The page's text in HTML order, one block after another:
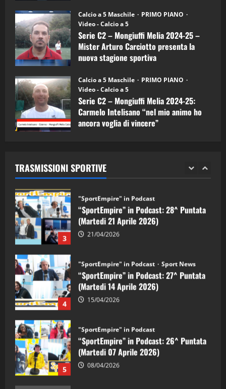
Calcio a 5 Maschile
PRIMO PIANO
Video - Calcio a 5
Serie C2 – Mongiuffi Melia 2024-25 –
Mister Arturo Carciotto presenta la
nuova stagione sportiva
Calcio a 5 Maschile
PRIMO PIANO
Video - Calcio a 5
Serie C2 – Mongiuffi Melia 2024-25:
Carmelo Intelisano “nel mio animo ho
ancora voglia di vincere”
TRASMISSIONI SPORTIVE
5
“SportEmpire” in Podcast: 26^ Puntata
(Martedi 07 Aprile 2026)
08/04/2026
1
“SportEmpire” in Podcast: 30^ Puntata
(Martedi 05 Maggio 2026)
08/05/2026
2 28/04/2026
3
"SportEmpire" in Podcast
“SportEmpire” in Podcast: 28^ Puntata
(Martedi 21 Aprile 2026)
21/04/2026
4
"SportEmpire" in Podcast Sport News
“SportEmpire” in Podcast: 27^ Puntata
(Martedi 14 Aprile 2026)
15/04/2026
5
"SportEmpire" in Podcast
“SportEmpire” in Podcast: 26^ Puntata
(Martedi 07 Aprile 2026)
08/04/2026